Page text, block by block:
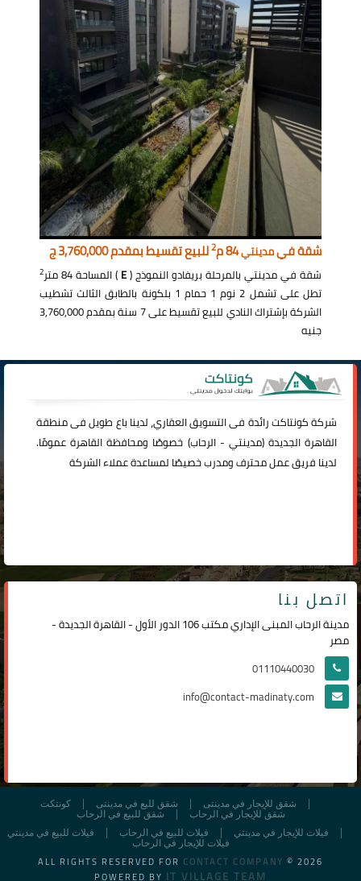
شقة فيمدينتي84 م 2للبيع تقسيط بمقدم 3,760,000 ج
شقة في مدينتي بالمرحلة بريفادو النموذج (E ) المساحة 84 متر 2
تطل على تشمل 2 نوم 1 حمام 1 بلكونة بالطابق الثالث تشطيب
الشركة بإشتراك النادي للبيع تقسيط على 7 سنة بمقدم 3,760,000
جنيه
شركةكونتاكترائدة فى التسويق العقاري، لدينا باع طويل فى منطقة
القاهرة الجديدة (مدينتي -الرحاب) خصوصًا ومحافظة القاهرة عمومًا.
لدينا فريق عمل محترف ومدرب خصيصًا لمساعدة عملاء الشركة
اتصل بنا
مدينة الرحاب المبنى الإداري مكتب 106 الدور الأول - القاهرة الجديدة -
مصر
01110440030
info@contact-madinaty.com
كونتكت شقق لليع في مدينتى
شقق للإيجار في مدينتى
شقق للبيع في الرحاب
شقق للإيجار في الرحاب
فيلات للبيع في مدينتي
فيلات للبيع في الرحاب
فيلات للإيجار في مدينتي
فيلات للإيجار في الرحاب
ALL RIGHTS RESERVED FOR CONTACT COMPANY © 2026
POWERED BY IT VILLAGE TEAM